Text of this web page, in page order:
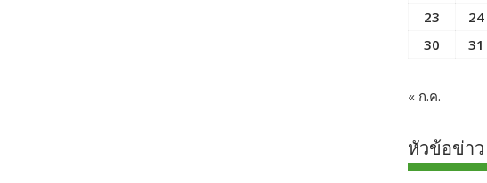
23
24
30
31
« ก.ค.
หัวข้อข่าว